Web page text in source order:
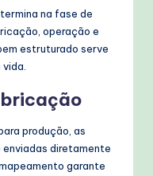
na fase de
operação e
estruturado serve
produção, as
diretamente
garante